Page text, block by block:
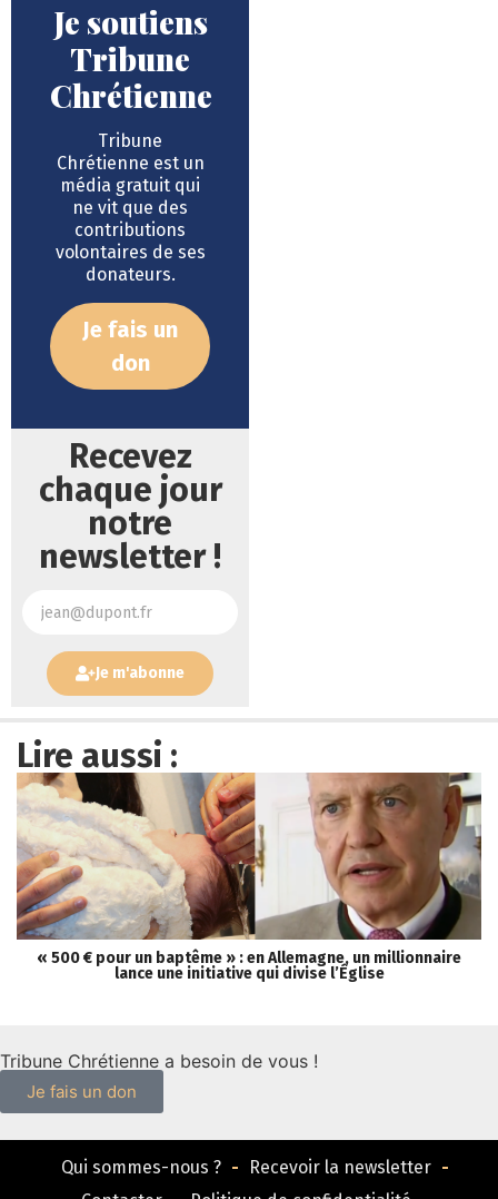
Je soutiens
Tribune
Chrétienne
Tribune
Chrétienne est un
média gratuit qui
ne vit que des
contributions
volontaires de ses
donateurs.
Je fais un
don
Recevez
chaque jour
notre
newsletter !
Je m'abonne
Lire aussi :
« 500 € pour un baptême » : en Allemagne, un millionnaire
lance une initiative qui divise l’Église
Tribune Chrétienne a besoin de vous !
Je fais un don
Qui sommes-nous ?
Recevoir la newsletter